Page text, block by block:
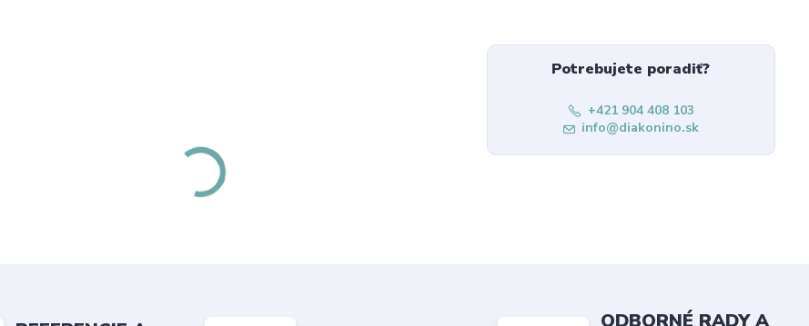
Potrebujete poradiť?
+421 904 408 103
info@diakonino.sk
ODBORNÉ RADY A